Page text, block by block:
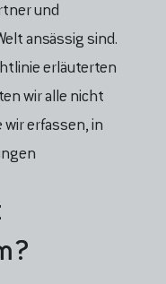
und
ansässig sind.
erläuterten
wir alle nicht
erfassen, in